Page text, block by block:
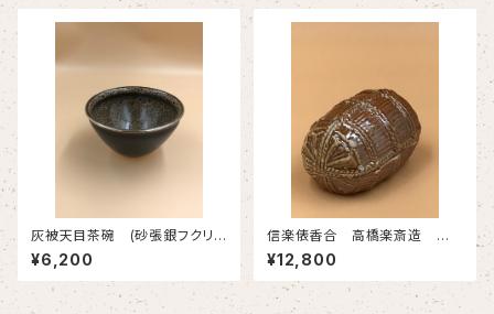
灰被天目茶碗 (砂張銀フクリン
付) 万代草山造 化粧箱 新物
¥6,200
信楽俵香合 高橋楽斎造 共
箱 新物
¥12,800